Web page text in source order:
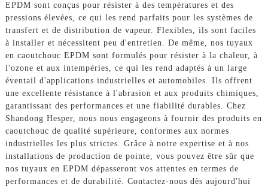
EPDM sont conçus pour résister à des températures et des
pressions élevées, ce qui les rend parfaits pour les systèmes de
transfert et de distribution de vapeur. Flexibles, ils sont faciles
à installer et nécessitent peu d'entretien. De même, nos tuyaux
en caoutchouc EPDM sont formulés pour résister à la chaleur, à
l'ozone et aux intempéries, ce qui les rend adaptés à un large
éventail d'applications industrielles et automobiles. Ils offrent
une excellente résistance à l'abrasion et aux produits chimiques,
garantissant des performances et une fiabilité durables. Chez
Shandong Hesper, nous nous engageons à fournir des produits en
caoutchouc de qualité supérieure, conformes aux normes
industrielles les plus strictes. Grâce à notre expertise et à nos
installations de production de pointe, vous pouvez être sûr que
nos tuyaux en EPDM dépasseront vos attentes en termes de
performances et de durabilité. Contactez-nous dès aujourd'hui